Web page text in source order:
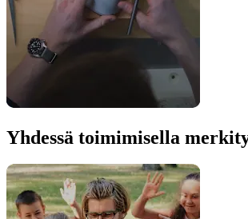
Yhdessä toimimisella